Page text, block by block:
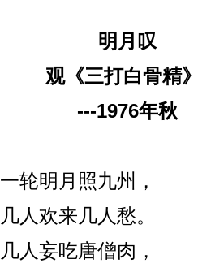
明月叹
观《三打白骨精
---1976年秋
一轮明月照九州，
几人欢来几人愁。
几人妄吃唐僧肉，